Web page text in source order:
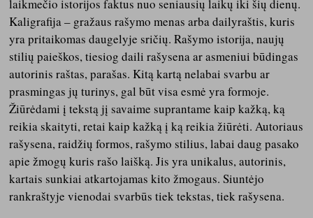
laikmečio istorijos faktus nuo seniausių laikų iki šių dienų.
Kaligrafija – gražaus rašymo menas arba dailyraštis, kuris
yra pritaikomas daugelyje sričių. Rašymo istorija, naujų
stilių paieškos, tiesiog daili rašysena ar asmeniui būdingas
autorinis raštas, parašas. Kitą kartą nelabai svarbu ar
prasmingas jų turinys, gal būt visa esmė yra formoje.
Žiūrėdami į tekstą jį savaime suprantame kaip kažką, ką
reikia skaityti, retai kaip kažką į ką reikia žiūrėti. Autoriaus
rašysena, raidžių formos, rašymo stilius, labai daug pasako
apie žmogų kuris rašo laišką. Jis yra unikalus, autorinis,
kartais sunkiai atkartojamas kito žmogaus. Siuntėjo
rankraštyje vienodai svarbūs tiek tekstas, tiek rašysena.